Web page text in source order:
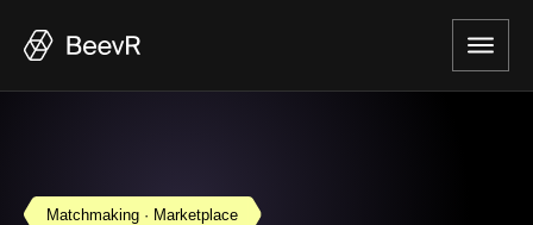
Matchmaking · Marketplace